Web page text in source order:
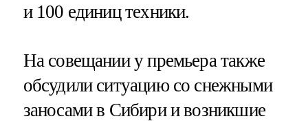
и 100 единиц техники.
На совещании у премьера также
обсудили ситуацию со снежными
заносами в Сибири и возникшие